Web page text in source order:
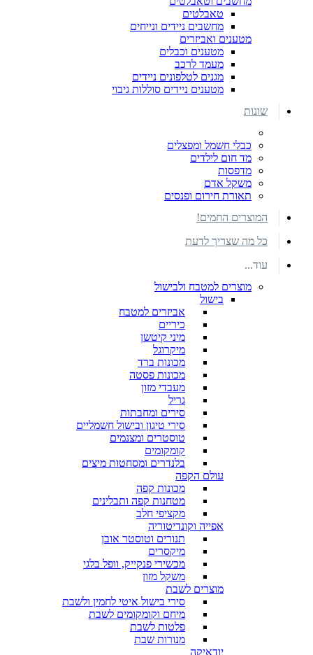
טאבלטים
מחשבים ניידים ונייחים
מטענים ואביזרים
מטענים וכבלים
מעמד לרכב
מגנים לטלפונים ניידים
מטענים ניידים סוללות גיבוי
שונות
כבלי חשמל ומפצלים
מד חום לילדים
מדפסות
משקל אדם
תאורת חירום ופנסים
המוצרים החמים!
כל מה שצריך לדעת
עוד...
מוצרים למטבח ולבישול
בישול
אביזרים למטבח
כיריים
מיני קיטשן
מיקרוגל
מכונות ברד
מכונות פסטה
מעבדי מזון
גריל
סירים ומחבתות
סירי טיגון ובישול חשמליים
טוסטרים ומצנמים
קומקומים
בלנדרים ומסחטות מיצים
עולם הקפה
מכונות קפה
מטחנות קפה ותבלינים
מקציפי חלב
אפייה וקונדיטוריה
תנורים וטוסטר אובן
מיקסרים
מכשירי פנקייק, וופל בלגי
משקל מזון
מוצרים לשבת
סירי בישול איטי לחמין ולשבת
מיחם וקומקומים לשבת
פלטות לשבת
מנורות שבת
יודאיקה